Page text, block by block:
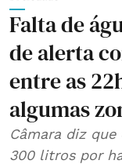
Falta de
de alerta
entre as
algumas
Câmara diz
300 litros por